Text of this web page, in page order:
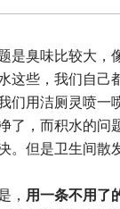
是臭味比较大，
这些，我们自己
们用洁厕灵喷一
了，而积水的问
。但是卫生间散
， 用一条不用了